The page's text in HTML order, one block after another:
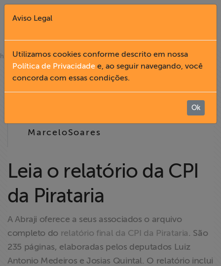
Fechar X
English
Institucional
Formação
Acesso à
Informação
Liberdade de
Expressão
home»notícias
12.07
MarceloSoares
Leia o relatório da CPI
da Pirataria
A Abraji oferece a seus associados o arquivo
completo do relatório final da CPI da Pirataria. São
235 páginas, elaboradas pelos deputados Luiz
Antonio Medeiros e Josias Quintal. O relatório inclui
Aviso Legal
Utilizamos cookies conforme descrito em nossa
Política de Privacidade e, ao seguir navegando, você
concorda com essas condições.
Ok